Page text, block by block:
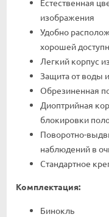
Естественная
изображения
Удобно
хорошей
Легкий корпус
Защита от воды
Обрезиненная
Диоптрийная
блокировки
Поворотно-
наблюдений в
Стандартное
Комплектация:
Бинокль